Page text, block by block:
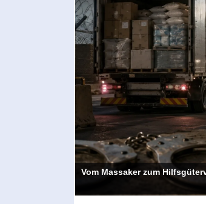
Vom Massaker zum